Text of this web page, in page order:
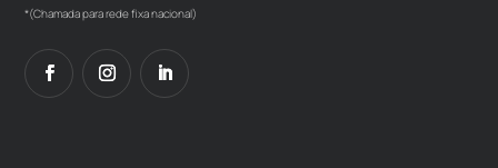
*(Chamada para rede fixa nacional)